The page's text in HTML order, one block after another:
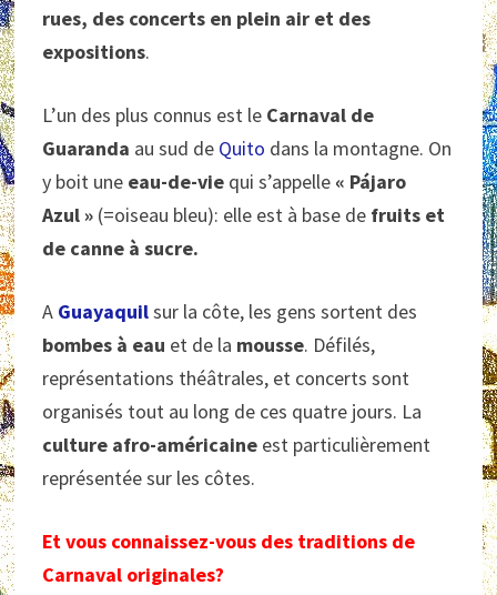
rues, des concerts en plein air et des
expositions.
L’un des plus connus est le Carnaval de
Guaranda au sud de Quito dans la montagne. On
y boit une eau-de-vie qui s’appelle « Pájaro
Azul » (=oiseau bleu): elle est à base de fruits et
de canne à sucre.
A Guayaquilsur la côte, les gens sortent des
bombes à eau et de la mousse. Défilés,
représentations théâtrales, et concerts sont
organisés tout au long de ces quatre jours. La
culture afro-américaine est particulièrement
représentée sur les côtes.
Et vous connaissez-vous des traditions de
Carnaval originales?